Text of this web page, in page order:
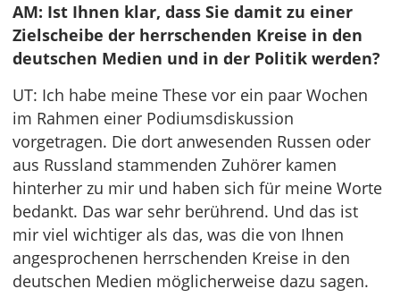
AM: Ist Ihnen klar, dass Sie damit zu einer
Zielscheibe der herrschenden Kreise in den
deutschen Medien und in der Politik werden?
UT: Ich habe meine These vor ein paar Wochen
im Rahmen einer Podiumsdiskussion
vorgetragen. Die dort anwesenden Russen oder
aus Russland stammenden Zuhörer kamen
hinterher zu mir und haben sich für meine Worte
bedankt. Das war sehr berührend. Und das ist
mir viel wichtiger als das, was die von Ihnen
angesprochenen herrschenden Kreise in den
deutschen Medien möglicherweise dazu sagen.